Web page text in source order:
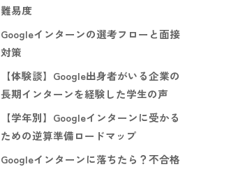
難易度
Googleインターンの選考フローと面接
対策
【体験談】Google出身者がいる企業の
長期インターンを経験した学生の声
【学年別】Googleインターンに受かる
ための逆算準備ロードマップ
Googleインターンに落ちたら？不合格